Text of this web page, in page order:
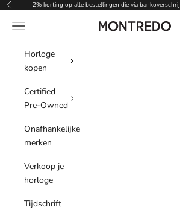
Naar inhoud
Vorige 2% korting op alle bestellingen die via
Montredo
Menu
Horloge
kopen
Certified
Pre-Owned
Onafhankelijke
merken
Verkoop je
horloge
Tijdschrift